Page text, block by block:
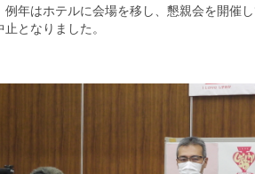
例年はホテルに会場を移し、懇親会を開催
となりました。